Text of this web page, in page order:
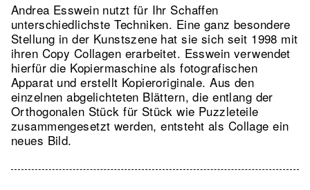
Andrea Esswein nutzt für Ihr Schaffen
unterschiedlichste Techniken. Eine ganz besondere
Stellung in der Kunstszene hat sie sich seit 1998 mit
ihren Copy Collagen erarbeitet. Esswein verwendet
hierfür die Kopiermaschine als fotografischen
Apparat und erstellt Kopieroriginale. Aus den
einzelnen abgelichteten Blättern, die entlang der
Orthogonalen Stück für Stück wie Puzzleteile
zusammengesetzt werden, entsteht als Collage ein
neues Bild.